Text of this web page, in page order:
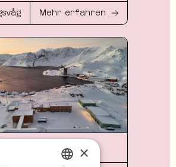
Mehr erfahren
Hotel Nordkap×